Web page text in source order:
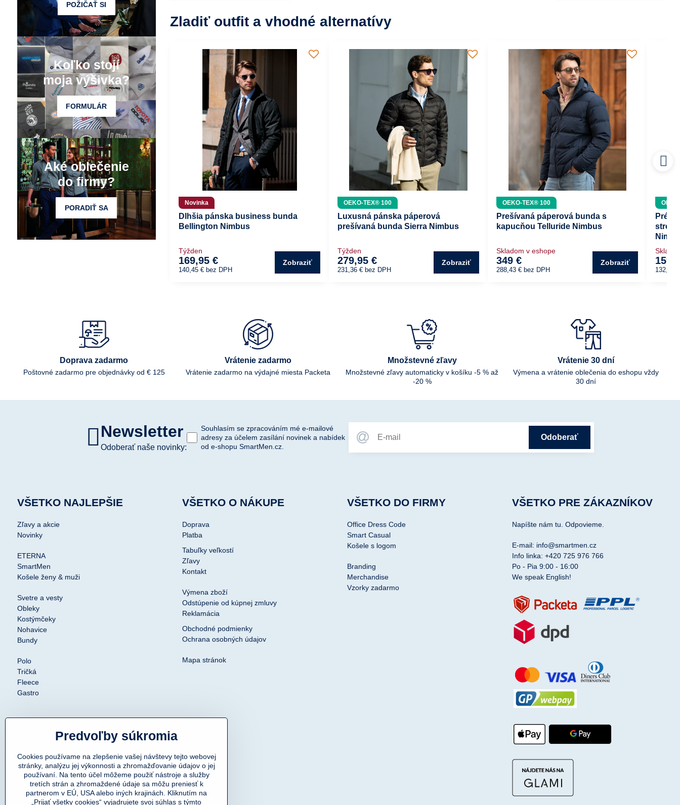
Zladiť outfit a vhodné alternatívy
Novinka
Dlhšia pánska business bunda
Bellington Nimbus
Týžden
169,95 €
140,45 € bez DPH
Zobraziť
OEKO-TEX® 100
Luxusná pánska páperová
prešívaná bunda Sierra Nimbus
Týžden
279,95 €
231,36 € bez DPH
Zobraziť
OEKO-TEX® 100
Prešívaná páperová bunda s
kapucňou Telluride Nimbus
Skladom v eshope
349 €
288,43 € bez DPH
Zobraziť
132,19
POŽIČAŤ SI
Koľko stojí
moja výšivka?
FORMULÁR
Aké oblečenie
do firmy?
PORADIŤ SA
Doprava zadarmo
Poštovné zadarmo pre objednávky od € 125
Vrátenie zadarmo
Vrátenie zadarmo na výdajné miesta Packeta
Množstevné zľavy
Množstevné zľavy automaticky v košíku -5 % až
-20 %
Vrátenie 30 dní
Výmena a vrátenie oblečenia do eshopu vždy
30 dní
Newsletter
Odoberať naše novinky:
Odoberať
Souhlasím se zpracováním mé e-mailové
adresy za účelem zasílání novinek a nabídek
od e-shopu SmartMen.cz.
VŠETKO NAJLEPŠIE
Zľavy a akcie
Novinky
ETERNA
SmartMen
Košele ženy & muži
Svetre a vesty
Obleky
Kostýmčeky
Nohavice
Bundy
Polo
Tričká
Fleece
Gastro
VŠETKO O NÁKUPE
Doprava
Platba
Tabuľky veľkostí
Zľavy
Kontakt
Výmena zboží
Odstúpenie od kúpnej zmluvy
Reklamácia
Obchodné podmienky
Ochrana osobných údajov
Mapa stránok
VŠETKO DO FIRMY
Office Dress Code
Smart Casual
Košele s logom
Branding
Merchandise
Vzorky zadarmo
VŠETKO PRE ZÁKAZNÍKOV
Napíšte nám tu. Odpovieme.
E-mail: info@smartmen.cz
Info linka: +420 725 976 766
Po - Pia 9:00 - 16:00
We speak English!
Predvoľby súkromia
Cookies používame na zlepšenie vašej návštevy tejto webovej
stránky, analýzu jej výkonnosti a zhromažďovanie údajov o jej
používaní. Na tento účel môžeme použiť nástroje a služby
tretích strán a zhromaždené údaje sa môžu preniesť k
partnerom v EÚ, USA alebo iných krajinách. Kliknutím na
„Prijať všetky cookies“ vyjadrujete svoj súhlas s týmto